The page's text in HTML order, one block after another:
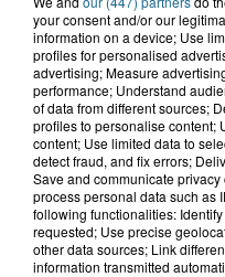
8h29
Un chien
dans une
8h00
Les
Delettes
your consent and/or our
information on a device; Use
profiles for personalised
advertising; Measure
performance; Understand
of data from different sources;
profiles to personalise content;
content; Use limited data to
detect fraud, and fix errors;
Save and communicate
process personal data such as
following functionalities:
requested; Use precise
other data sources; Link
information transmitted